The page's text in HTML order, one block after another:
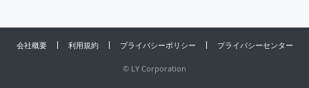
会社概要 利用規約 プライバシーポリシー プライバシーセンター
© LY Corporation